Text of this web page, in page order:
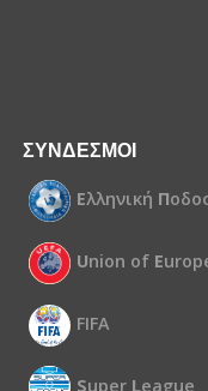
ΣΥΝΔΕΣΜΟΙ
Ελληνική Π
Union of E
FIFA
Super League